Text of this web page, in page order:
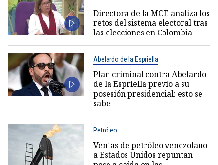
Directora de la MOE analiza los
retos del sistema electoral tras
las elecciones en Colombia
Abelardo de la Espriella
Plan criminal contra Abelardo
de la Espriella previo a su
posesión presidencial: esto se
sabe
Petróleo
Ventas de petróleo venezolano
a Estados Unidos repuntan